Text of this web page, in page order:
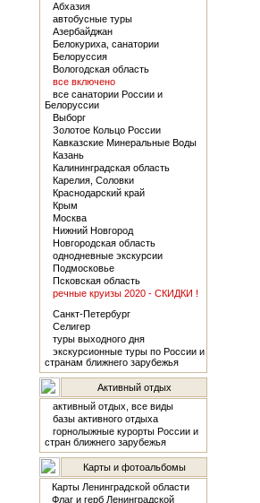
Абхазия
автобусные туры
Азербайджан
Белокуриха, санатории
Белоруссия
Вологодская область
все включено
все санатории России и
Белоруссии
Выборг
Золотое Кольцо России
Кавказские Минеральные Воды
Казань
Калининградская область
Карелия, Соловки
Краснодарский край
Крым
Москва
Нижний Новгород
Новгородская область
однодневные экскурсии
Подмосковье
Псковская область
речные круизы 2020 - СКИДКИ !
Санкт-Петербург
Селигер
туры выходного дня
экскурсионные туры по России и
странам ближнего зарубежья
Активный отдых
активный отдых, все виды
базы активного отдыха
горнолыжные курорты России и
стран ближнего зарубежья
Карты и фотоальбомы
Карты Ленинградской области
Флаг и герб Ленинградской